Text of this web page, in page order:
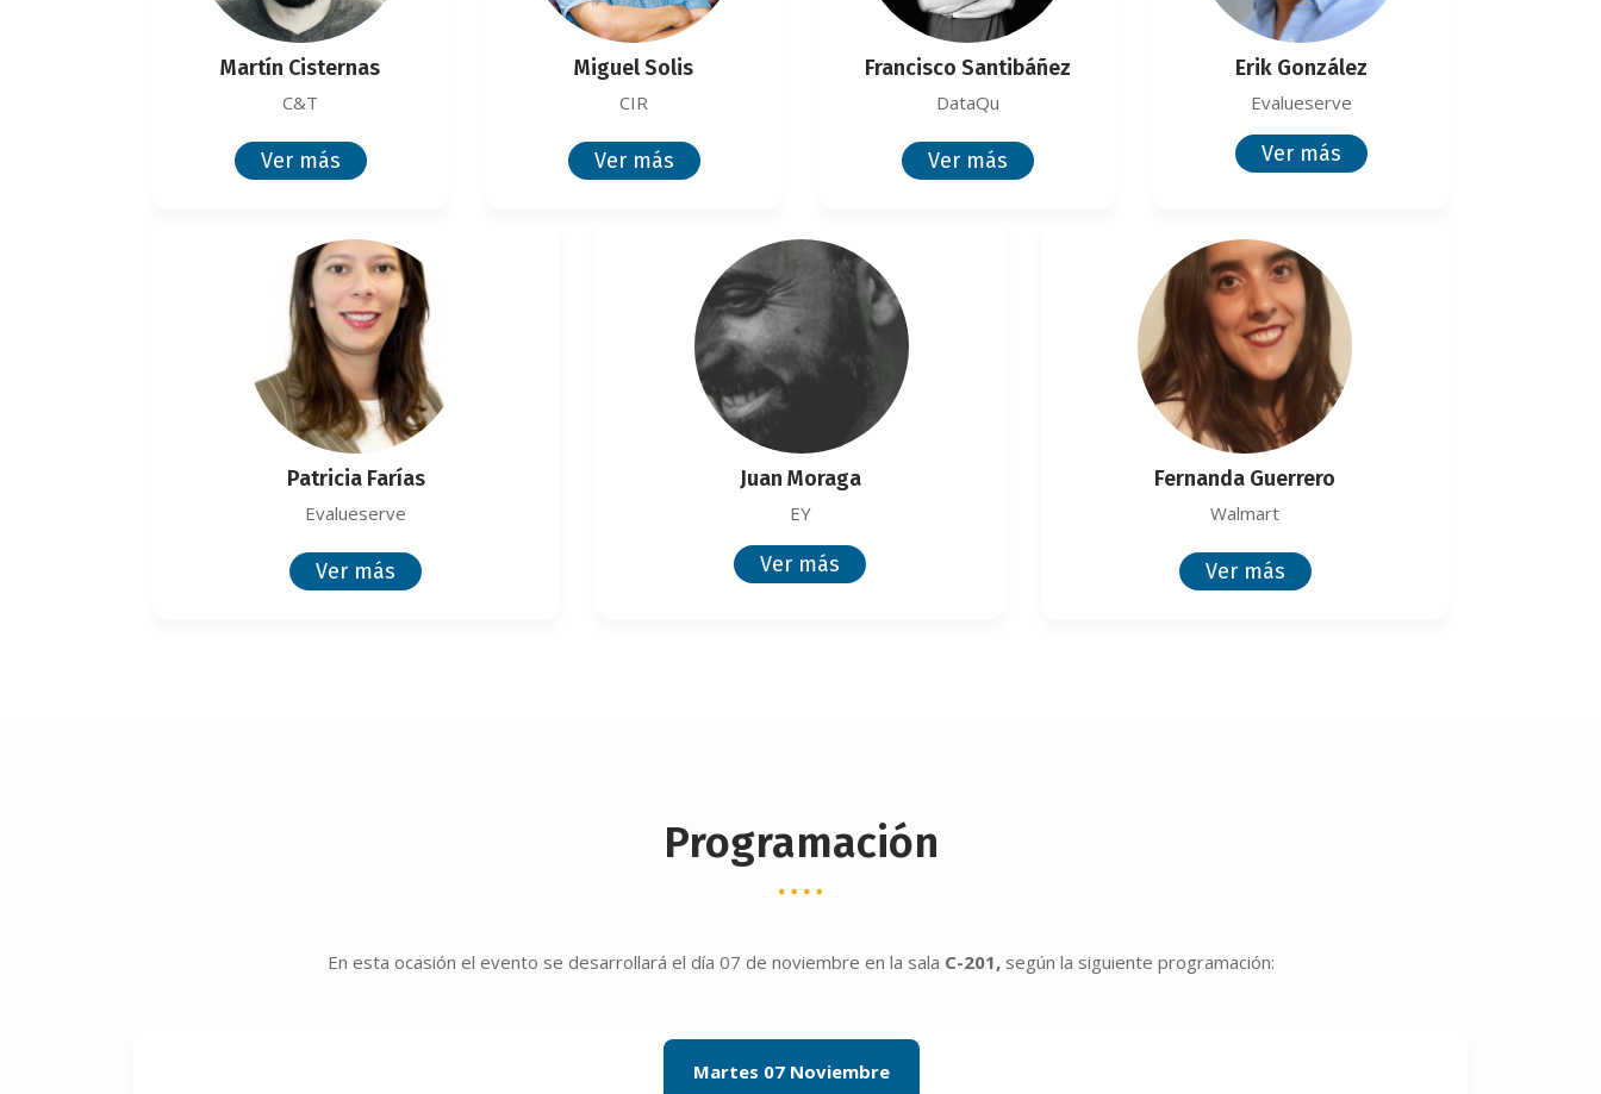
Martín Cisternas
C&T
Ver más
Miguel Solis
CIR
Ver más
Francisco Santibáñez
DataQu
Ver más
Erik González
Evalueserve
Ver más
Patricia Farías
Evalueserve
Ver más
Juan Moraga
EY
Ver más
Fernanda Guerrero
Walmart
Ver más
Programación
En esta ocasión el evento se desarrollará el día 07 de noviembre en la sala C-201, según la siguiente programación:
Martes 07 Noviembre